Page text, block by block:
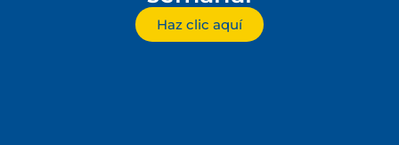
Haz clic aquí